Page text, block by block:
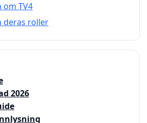
om TV4
deras roller
2026